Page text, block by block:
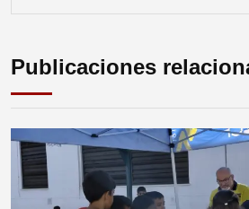
Publicaciones